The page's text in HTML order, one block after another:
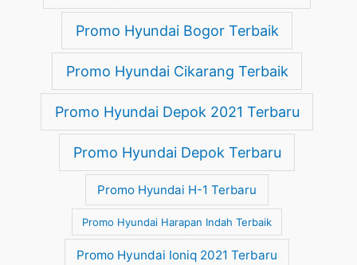
Promo Hyundai Bogor Terbaik
Promo Hyundai Cikarang Terbaik
Promo Hyundai Depok 2021 Terbaru
Promo Hyundai Depok Terbaru
Promo Hyundai H-1 Terbaru
Promo Hyundai Harapan Indah Terbaik
Promo Hyundai Ioniq 2021 Terbaru